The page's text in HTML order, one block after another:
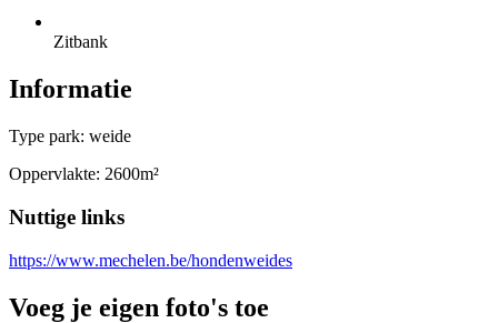
Zitbank
Informatie
Type park: weide
Oppervlakte: 2600m²
Nuttige links
https://www.mechelen.be/hondenweides
Voeg je eigen foto's toe